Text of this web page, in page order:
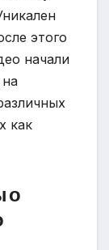
этого
начали
как
о